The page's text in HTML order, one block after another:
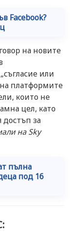
Facebook?
на новите
или
платформите
които не
цел, като
за
на Sky
пълна
под 16